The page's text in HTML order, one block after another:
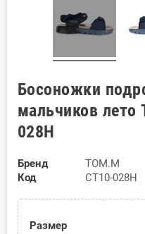
Босоножки
мальчиков лето
028H
Бренд
TOM.M
Код
CT10-028H
Размер